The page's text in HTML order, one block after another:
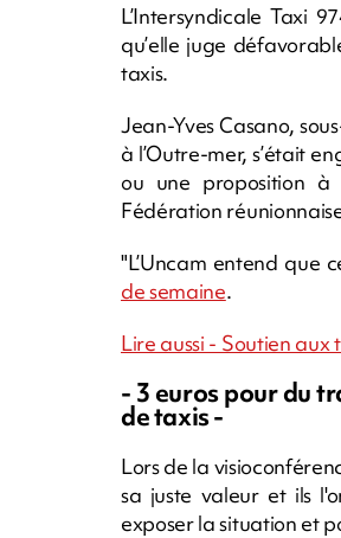
L’Intersyndicale Taxi
qu’elle juge
taxis.
Jean-Yves Casano,
à l’Outre-mer, s’était
ou une proposition à
Fédération
"L’Uncam entend que
de semaine.
Lire aussi - Soutien aux
- 3 euros pour du
de taxis -
Lors de la
sa juste valeur et ils
exposer la situation et